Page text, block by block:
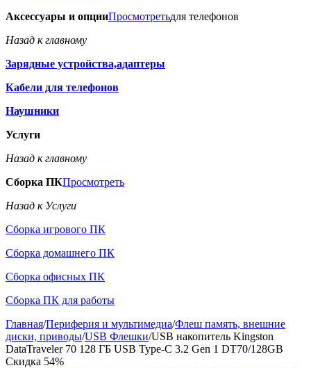
Аксессуары и опцииПросмотретьдля телефонов
Назад к главному
Зарядные устройства,адаптеры
Кабели для телефонов
Наушники
Услуги
Назад к главному
Сборка ПКПросмотреть
Назад к Услуги
Сборка игрового ПК
Сборка домашнего ПК
Сборка офисных ПК
Сборка ПК для работы
Главная/Периферия и мультимедиа/Флеш память, внешние
диски, приводы/USB Флешки/USB накопитель Kingston
DataTraveler 70 128 ГБ USB Type-C 3.2 Gen 1 DT70/128GB
Скидка 54%